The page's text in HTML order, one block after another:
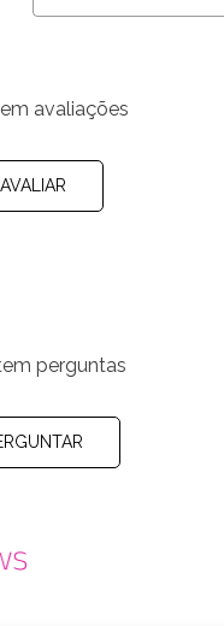
avaliações
perguntas